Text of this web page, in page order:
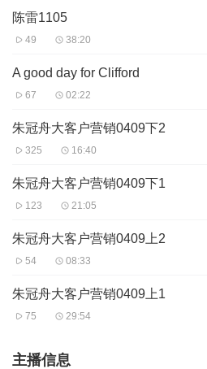
陈雷1105
49 38:20
A good day for Clifford
67 02:22
朱冠舟大客户营销0409下2
325 16:40
朱冠舟大客户营销0409下1
123 21:05
朱冠舟大客户营销0409上2
54 08:33
朱冠舟大客户营销0409上1
75 29:54
主播信息